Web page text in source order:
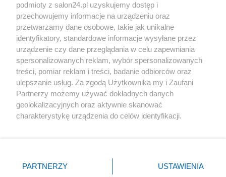
Społeczeństwo
Kultura
X Facebook Instagram Youtube
podmioty z salon24.pl uzyskujemy dostęp i
przechowujemy informacje na urządzeniu oraz
przetwarzamy dane osobowe, takie jak unikalne
identyfikatory, standardowe informacje wysyłane przez
urządzenie czy dane przeglądania w celu zapewniania
spersonalizowanych reklam, wybór spersonalizowanych
treści, pomiar reklam i treści, badanie odbiorców oraz
ulepszanie usług. Za zgodą Użytkownika my i Zaufani
Partnerzy możemy używać dokładnych danych
geolokalizacyjnych oraz aktywnie skanować
charakterystykę urządzenia do celów identyfikacji.
zmienić/wycofać klikając przycisk ustawień prywatności
znajdujący się w lewym dolnym rogu strony
PARTNERZY USTAWIENIA